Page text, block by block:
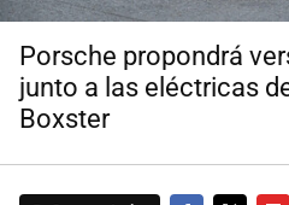
Porsche propondrá
junto a las eléctricas
Boxster